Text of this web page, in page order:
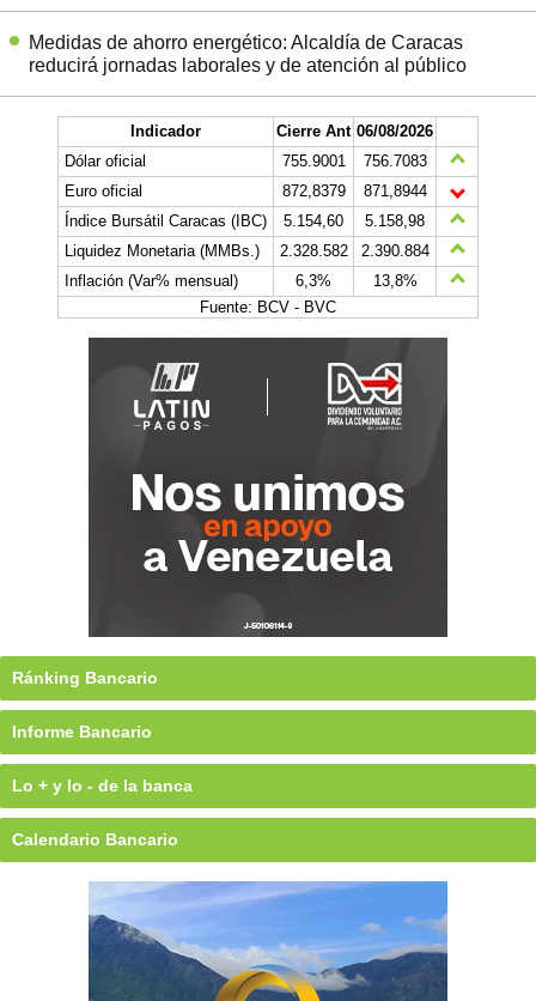
Medidas de ahorro energético: Alcaldía de Caracas
reducirá jornadas laborales y de atención al público
Indicador Cierre Ant 06/08/2026
Dólar oficial
755.9001
756.7083
Euro oficial
872,8379
871,8944
Índice Bursátil Caracas (IBC)
5.154,60
5.158,98
Liquidez Monetaria (MMBs.)
2.328.582
2.390.884
Inflación (Var% mensual)
6,3%
13,8%
Fuente: BCV - BVC
Ránking Bancario
Informe Bancario
Lo + y lo - de la banca
Calendario Bancario